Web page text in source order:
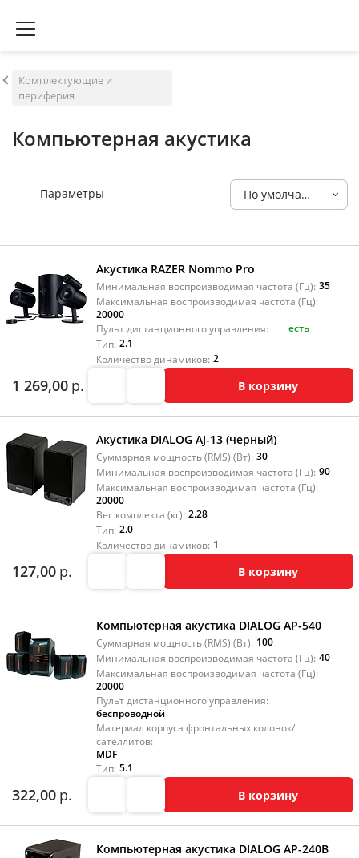
Комплектующие и
периферия
Компьютерная акустика
Параметры По умолчанию
Акустика RAZER Nommo Pro
Минимальная воспроизводимая частота (Гц): 35
Максимальная воспроизводимая частота (Гц):
20000
Пульт дистанционного управления:
есть
Тип: 2.1
Количество динамиков: 2
1 269,00 р. В корзину
Акустика DIALOG AJ-13 (черный)
Суммарная мощность (RMS) (Вт): 30
Минимальная воспроизводимая частота (Гц): 90
Максимальная воспроизводимая частота (Гц):
20000
Вес комплекта (кг): 2.28
Тип: 2.0
Количество динамиков: 1
127,00 р. В корзину
Компьютерная акустика DIALOG AP-540
Суммарная мощность (RMS) (Вт): 100
Минимальная воспроизводимая частота (Гц): 40
Максимальная воспроизводимая частота (Гц):
20000
Пульт дистанционного управления:
беспроводной
Материал корпуса фронтальных колонок/
сателлитов:
MDF
Тип: 5.1
322,00 р. В корзину
Компьютерная акустика DIALOG AP-240B